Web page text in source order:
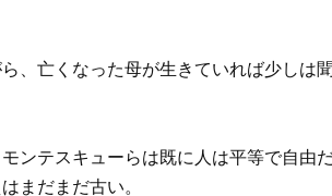
、亡くなった母が生きていれば少しは
ンテスキューらは既に人は平等で自由
まだまだ古い。